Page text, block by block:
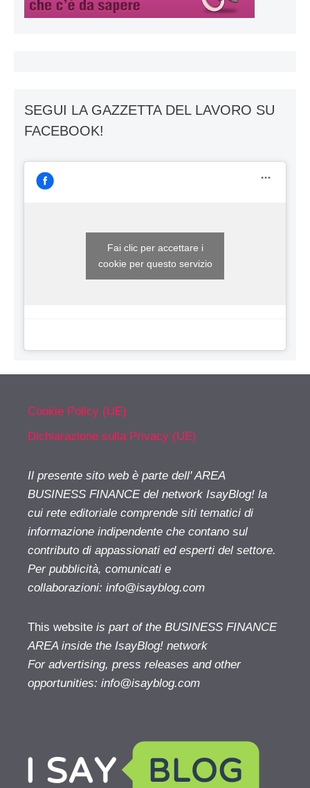
SEGUI LA GAZZETTA DEL LAVORO SU
FACEBOOK!
Fai clic per accettare i
cookie per questo servizio
Cookie Policy (UE)
Dichiarazione sulla Privacy (UE)
Il presente sito web è parte dell' AREA
BUSINESS FINANCE del network IsayBlog! la
cui rete editoriale comprende siti tematici di
informazione indipendente che contano sul
contributo di appassionati ed esperti del settore.
Per pubblicità, comunicati e
collaborazioni: info@isayblog.com
This website is part of the BUSINESS FINANCE
AREA inside the IsayBlog! network
For advertising, press releases and other
opportunities: info@isayblog.com